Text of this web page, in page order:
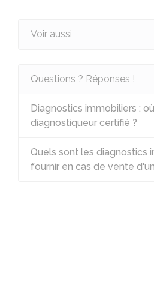
Voir aussi
Questions ? Réponses !
Diagnostics immobiliers :
diagnostiqueur certifié ?
Quels sont les diagnostics
fournir en cas de vente